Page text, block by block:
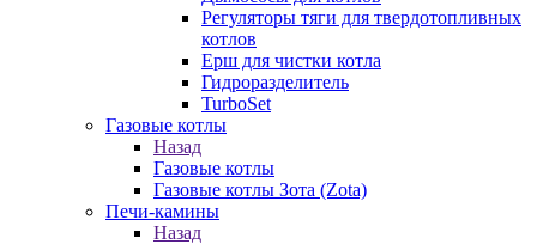
Регуляторы тяги для твердотопливных
котлов
Ерш для чистки котла
Гидроразделитель
TurboSet
Газовые котлы
Назад
Газовые котлы
Газовые котлы Зота (Zota)
Печи-камины
Назад